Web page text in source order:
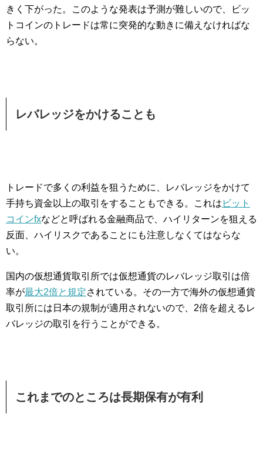
きく下がった。このような発表は予測が難しいので、ビッ
トコインのトレードは常に突発的な動きに備えなければな
らない。
レバレッジをかけることも
トレードで多くの利益を狙うために、レバレッジをかけて
手持ち資金以上の取引をすることもできる。これは ビット
コインfxなどと呼ばれる金融商品で、ハイリターンを狙える
反面、ハイリスクであることにも注意しなくてはならな
い。
国内の仮想通貨取引所では仮想通貨のレバレッジ取引は倍
率が最大2倍と規定されている。その一方で海外の仮想通貨
取引所には日本の規制が適用されないので、2倍を超えるレ
バレッジの取引を行うことができる。
これまでのところは長期保有が有利